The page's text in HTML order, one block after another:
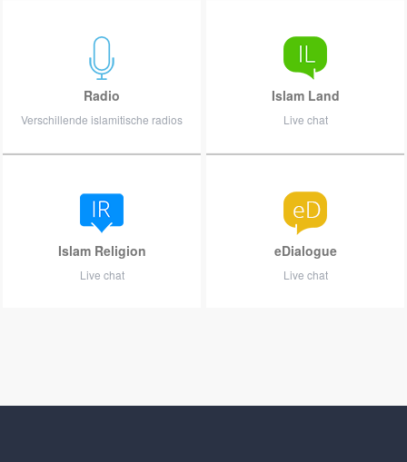
Radio
Verschillende islamitische radios
Islam Land
Live chat
Islam Religion
Live chat
eDialogue
Live chat